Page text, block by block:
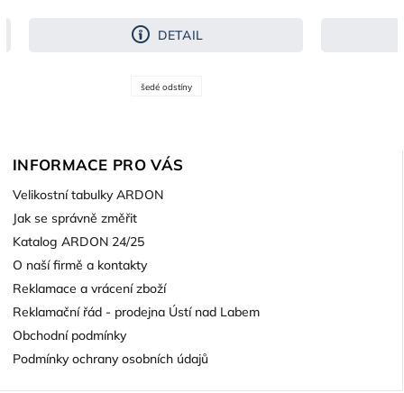
DETAIL
šedé odstíny
INFORMACE PRO VÁS
Velikostní tabulky ARDON
Jak se správně změřit
Katalog ARDON 24/25
O naší firmě a kontakty
Reklamace a vrácení zboží
Reklamační řád - prodejna Ústí nad Labem
Obchodní podmínky
Podmínky ochrany osobních údajů